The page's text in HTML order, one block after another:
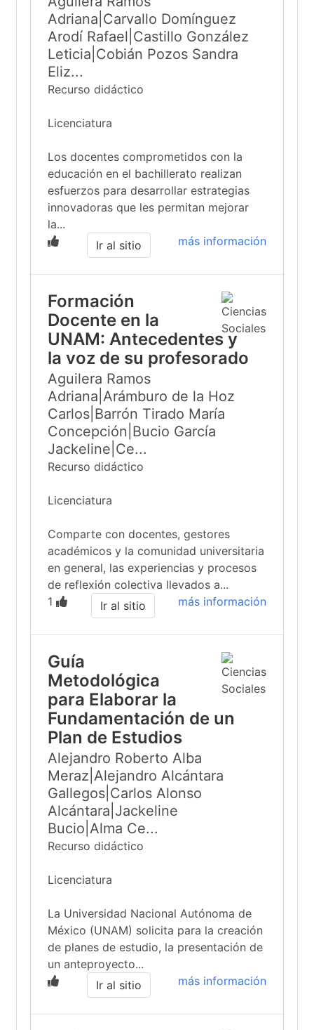
Adriana|Carvallo Domínguez
Arodí Rafael|Castillo González
Leticia|Cobián Pozos Sandra
Eliz...
Recurso didáctico
Licenciatura
Los docentes comprometidos con la
educación en el bachillerato realizan
esfuerzos para desarrollar estrategias
innovadoras que les permitan mejorar
la...
más información
Ir al sitio
Formación
Docente en la
UNAM: Antecedentes y
la voz de su profesorado
Aguilera Ramos
Adriana|Arámburo de la Hoz
Carlos|Barrón Tirado María
Concepción|Bucio García
Jackeline|Ce...
Recurso didáctico
Licenciatura
Comparte con docentes, gestores
académicos y la comunidad universitaria
en general, las experiencias y procesos
de reflexión colectiva llevados a...
1
más información
Ir al sitio
Guía
Metodológica
para Elaborar la
Fundamentación de un
Plan de Estudios
Alejandro Roberto Alba
Meraz|Alejandro Alcántara
Gallegos|Carlos Alonso
Alcántara|Jackeline
Bucio|Alma Ce...
Recurso didáctico
Licenciatura
La Universidad Nacional Autónoma de
México (UNAM) solicita para la creación
de planes de estudio, la presentación de
un anteproyecto...
más información
Ir al sitio